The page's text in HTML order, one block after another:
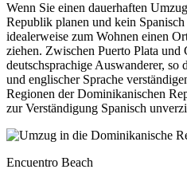
Wenn Sie einen dauerhaften
Republik planen und kein
idealerweise zum Wohnen einen
ziehen. Zwischen Puerto Plata und
deutschsprachige Auswanderer, so
und englischer Sprache
Regionen der Dominikanischen
zur Verständigung Spanisch
Encuentro Beach